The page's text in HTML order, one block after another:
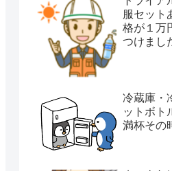
服セット
格が１万
つけまし
冷蔵庫・
ットボト
満杯その